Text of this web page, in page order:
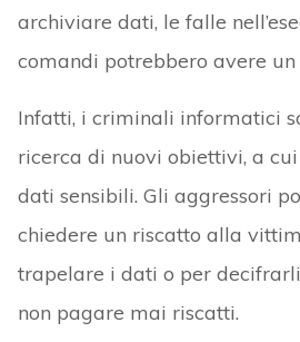
archiviare dati, le falle
comandi potrebbero avere
Infatti, i criminali informatici
ricerca di nuovi obiettivi, a
dati sensibili. Gli aggressori
chiedere un riscatto alla
trapelare i dati o per
non pagare mai riscatti.